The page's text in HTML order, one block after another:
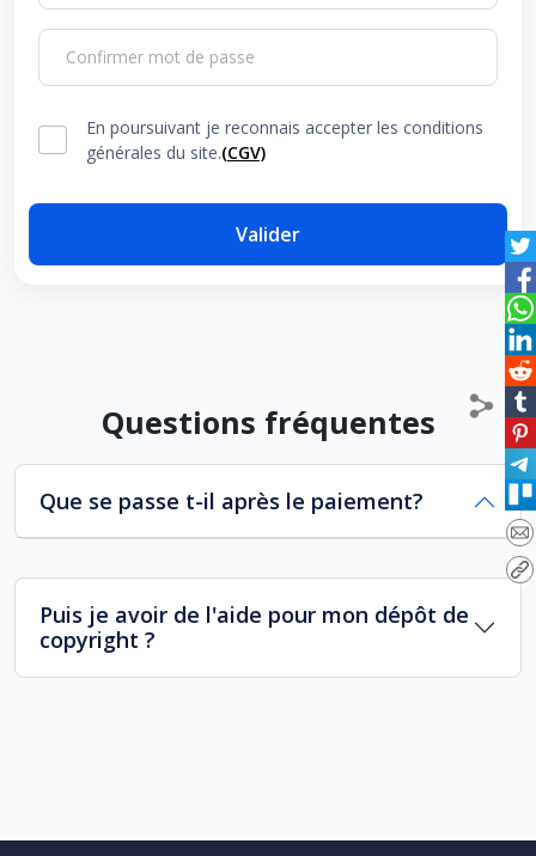
Confirmer mot de passe
En poursuivant je reconnais accepter les conditions
générales du site.(CGV)
Valider
Questions fréquentes
Que se passe t-il après le paiement?
Puis je avoir de l'aide pour mon dépôt de
copyright ?